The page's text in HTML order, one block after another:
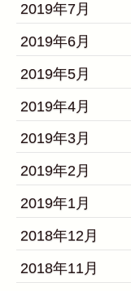
2019年7月
2019年6月
2019年5月
2019年4月
2019年3月
2019年2月
2019年1月
2018年12月
2018年11月